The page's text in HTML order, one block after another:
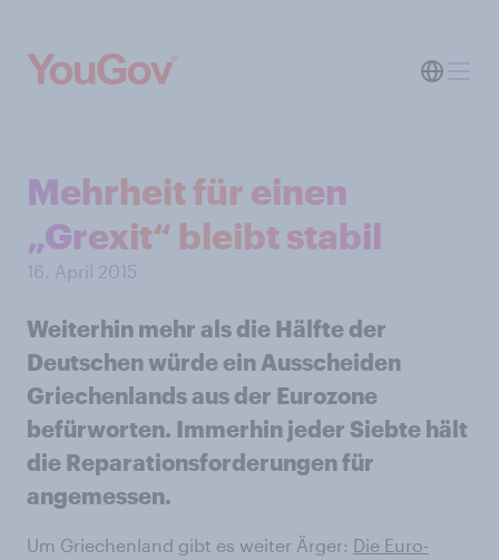
Mehrheit für einen
„Grexit“ bleibt stabil
16. April 2015
Weiterhin mehr als die Hälfte der
Deutschen würde ein Ausscheiden
Griechenlands aus der Eurozone
befürworten. Immerhin jeder Siebte hält
die Reparationsforderungen für
angemessen.
Um Griechenland gibt es weiter Ärger: Die Euro-